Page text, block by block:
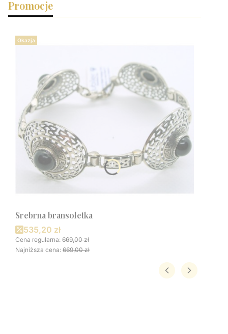
Promocje
Okazja
Srebrna bransoletka
Cena promocyjna
535,20 zł
Cena regularna: 669,00 zł
Najniższa cena: 669,00 zł